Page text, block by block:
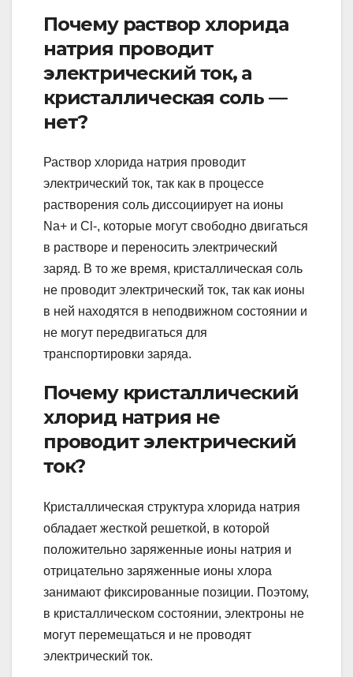
Почему раствор хлорида
натрия проводит
электрический ток, а
кристаллическая соль —
нет?
Раствор хлорида натрия проводит
электрический ток, так как в процессе
растворения соль диссоциирует на ионы
Na+ и Cl-, которые могут свободно двигаться
в растворе и переносить электрический
заряд. В то же время, кристаллическая соль
не проводит электрический ток, так как ионы
в ней находятся в неподвижном состоянии и
не могут передвигаться для
транспортировки заряда.
Почему кристаллический
хлорид натрия не
проводит электрический
ток?
Кристаллическая структура хлорида натрия
обладает жесткой решеткой, в которой
положительно заряженные ионы натрия и
отрицательно заряженные ионы хлора
занимают фиксированные позиции. Поэтому,
в кристаллическом состоянии, электроны не
могут перемещаться и не проводят
электрический ток.